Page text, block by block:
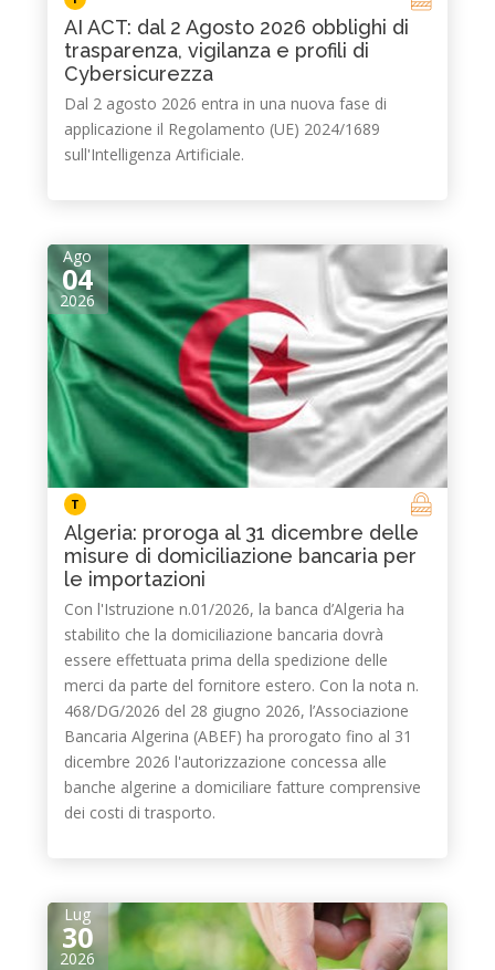
AI ACT: dal 2 Agosto 2026 obblighi di
trasparenza, vigilanza e profili di
Cybersicurezza
Dal 2 agosto 2026 entra in una nuova fase di
applicazione il Regolamento (UE) 2024/1689
sull'Intelligenza Artificiale.
Ago
04
2026
T
Algeria: proroga al 31 dicembre delle
misure di domiciliazione bancaria per
le importazioni
Con l'Istruzione n.01/2026, la banca d’Algeria ha
stabilito che la domiciliazione bancaria dovrà
essere effettuata prima della spedizione delle
merci da parte del fornitore estero. Con la nota n.
468/DG/2026 del 28 giugno 2026, l’Associazione
Bancaria Algerina (ABEF) ha prorogato fino al 31
dicembre 2026 l'autorizzazione concessa alle
banche algerine a domiciliare fatture comprensive
dei costi di trasporto.
Lug
30
2026